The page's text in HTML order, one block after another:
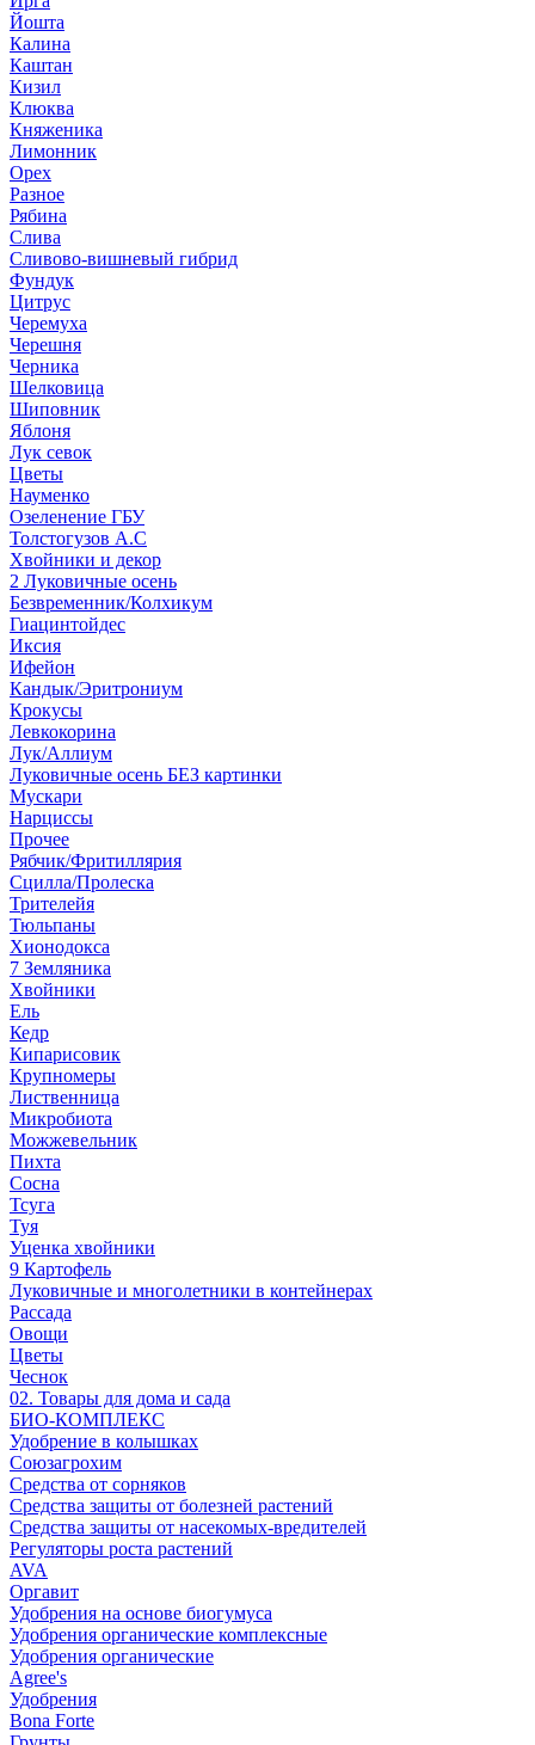
Йошта
Калина
Каштан
Кизил
Клюква
Княженика
Лимонник
Орех
Разное
Рябина
Слива
Сливово-вишневый гибрид
Фундук
Цитрус
Черемуха
Черешня
Черника
Шелковица
Шиповник
Яблоня
Лук севок
Цветы
Науменко
Озеленение ГБУ
Толстогузов А.С
Хвойники и декор
2 Луковичные осень
Безвременник/Колхикум
Гиацинтойдес
Иксия
Ифейон
Кандык/Эритрониум
Крокусы
Левкокорина
Лук/Аллиум
Луковичные осень БЕЗ картинки
Мускари
Нарциссы
Прочее
Рябчик/Фритиллярия
Сцилла/Пролеска
Трителейя
Тюльпаны
Хионодокса
7 Земляника
Хвойники
Ель
Кедр
Кипарисовик
Крупномеры
Лиственница
Микробиота
Можжевельник
Пихта
Сосна
Тсуга
Туя
Уценка хвойники
9 Картофель
Луковичные и многолетники в контейнерах
Рассада
Овощи
Цветы
Чеснок
02. Товары для дома и сада
БИО-КОМПЛЕКС
Удобрение в колышках
Союзагрохим
Средства от сорняков
Средства защиты от болезней растений
Средства защиты от насекомых-вредителей
Регуляторы роста растений
AVA
Оргавит
Удобрения на основе биогумуса
Удобрения органические комплексные
Удобрения органические
Agree's
Удобрения
Bona Forte